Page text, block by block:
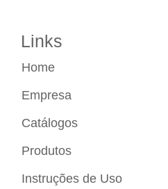
Links
Home
Empresa
Catálogos
Produtos
Instruções de Uso